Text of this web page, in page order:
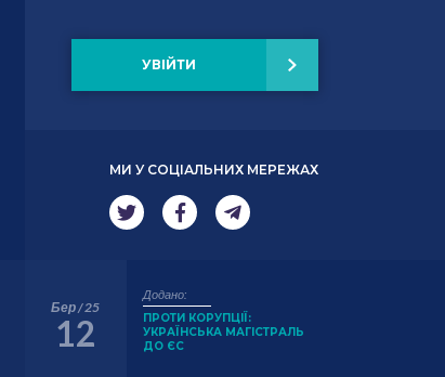
УВІЙТИ
МИ У СОЦІАЛЬНИХ МЕРЕЖАХ
Бер / 25
12
Додано:
ПРОТИ КОРУПЦІЇ:
УКРАЇНСЬКА МАГІСТРАЛЬ
ДО ЄС